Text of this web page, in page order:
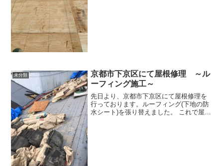
未分類
京都市下京区にて屋根修理 ～ル
ーフィング施工～
先日より、京都市下京区にて屋根修理を
行っております。ルーフィング(下地の防
水シート)を張り替えました。 これで屋根